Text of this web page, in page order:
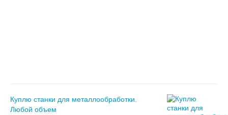
Куплю станки для металлообработки.
Любой объем